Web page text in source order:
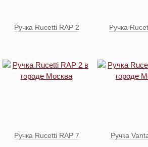
Ручка Rucetti RAP 2 Ручка
Ручка Rucetti RAP 7 Ручка